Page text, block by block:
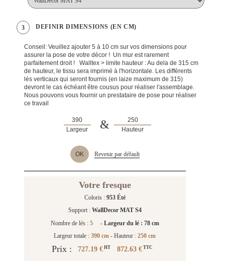
3 DEFINIR DIMENSIONS (EN CM)
Conseil: Veuillez ajouter 5 à 10 cm sur vos dimensions pour
assurer la pose de votre décor ! Un mur est rarement
parfaitement droit ! Walltex > limite hauteur : Au dela de 315 cm
de hauteur, le tissu sera imprimé à l'horizontale. Les différents
lés verticaux qui seront fournis (en laize maximum de 315)
devront le cas échéant être cousus pour réaliser l'assemblage.
Nous pouvons vous fournir un prestataire de pose pour réaliser
ce travail
Largeur & Hauteur
OK Revenir par défault
Votre fresque
Coloris : 953 Été
Support : WallDecor MAT S4
Nombre de lés : 5 - Largeur du lé : 78 cm
Largeur totale :390 cm - Hauteur :250 cm
Prix : 727.19 € HT 872.63 €TTC